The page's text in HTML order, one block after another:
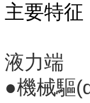
主要特征
液力端
●機械驅